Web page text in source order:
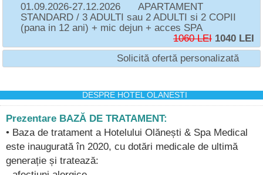
01.09.2026-27.12.2026
APARTAMENT
STANDARD / 3 ADULTI sau 2 ADULTI si 2 COPII
(pana in 12 ani) + mic dejun + acces SPA
1060 LEI 1040 LEI
Solicită ofertă personalizată
DESPRE HOTEL OLANESTI
Prezentare BAZĂ DE TRATAMENT:
• Baza de tratament a Hotelului Olănești & Spa Medical
este inaugurată în 2020, cu dotări medicale de ultimă
generație și tratează: